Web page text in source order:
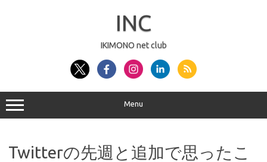
INC
IKIMONO net club
Menu
Twitterの先週と追加で思ったこ